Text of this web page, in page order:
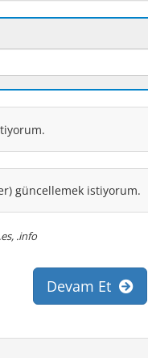
güncellemek istiyorum.
.info
Devam Et